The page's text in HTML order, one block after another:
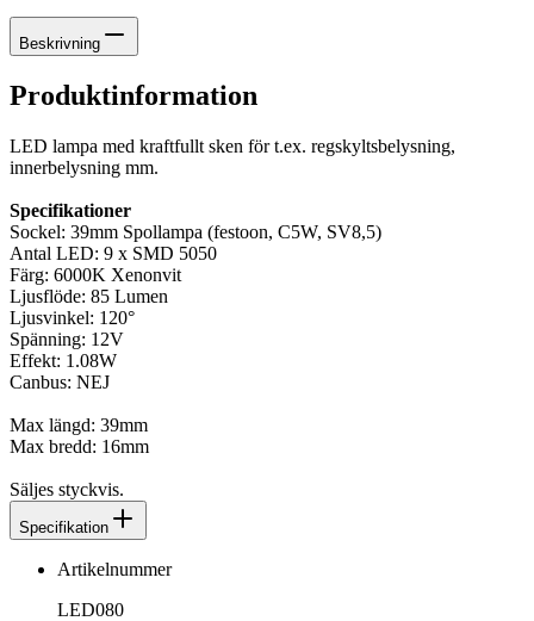
Beskrivning
Produktinformation
LED lampa med kraftfullt sken för t.ex. regskyltsbelysning,
innerbelysning mm.
Specifikationer
Sockel: 39mm Spollampa (festoon, C5W, SV8,5)
Antal LED: 9 x SMD 5050
Färg: 6000K Xenonvit
Ljusflöde: 85 Lumen
Ljusvinkel: 120°
Spänning: 12V
Effekt: 1.08W
Canbus: NEJ
Max längd: 39mm
Max bredd: 16mm
Säljes styckvis.
Specifikation
Artikelnummer
LED080